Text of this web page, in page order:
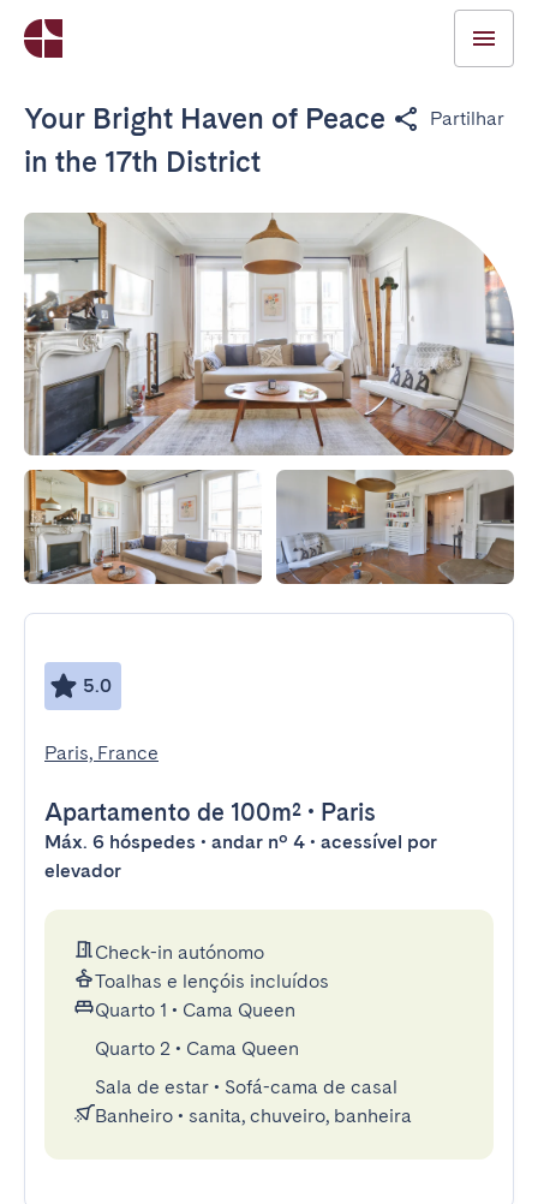
Your Bright Haven of Peace
in the 17th District
Partilhar
5.0
Paris, France
Apartamento de 100m² • Paris
Máx. 6 hóspedes • andar nº 4 • acessível por
elevador
Check-in autónomo
Toalhas e lençóis incluídos
Quarto 1 • Cama Queen
Quarto 2 • Cama Queen
Sala de estar • Sofá-cama de casal
Banheiro • sanita, chuveiro, banheira